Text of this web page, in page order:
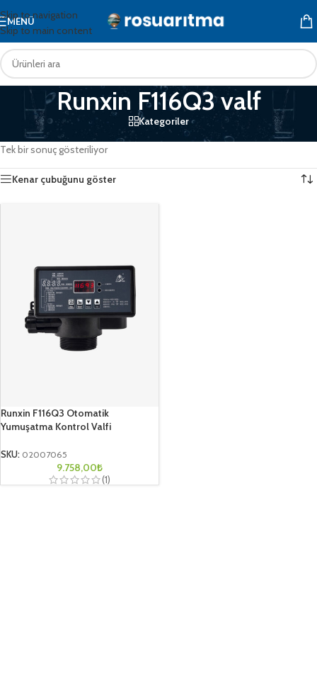
Skip to navigation
Skip to main content
MENÜ
Runxin F116Q3 valf
Kategoriler
Ana Sayfa/
Ürünler “Runxin F116Q3 valf” olarak etiketlendi
Tek bir sonuç gösteriliyor
Kenar çubuğunu göster
Runxin F116Q3 Otomatik
Yumuşatma Kontrol Valfi
SKU: 02007065
9.758,00₺
(1)